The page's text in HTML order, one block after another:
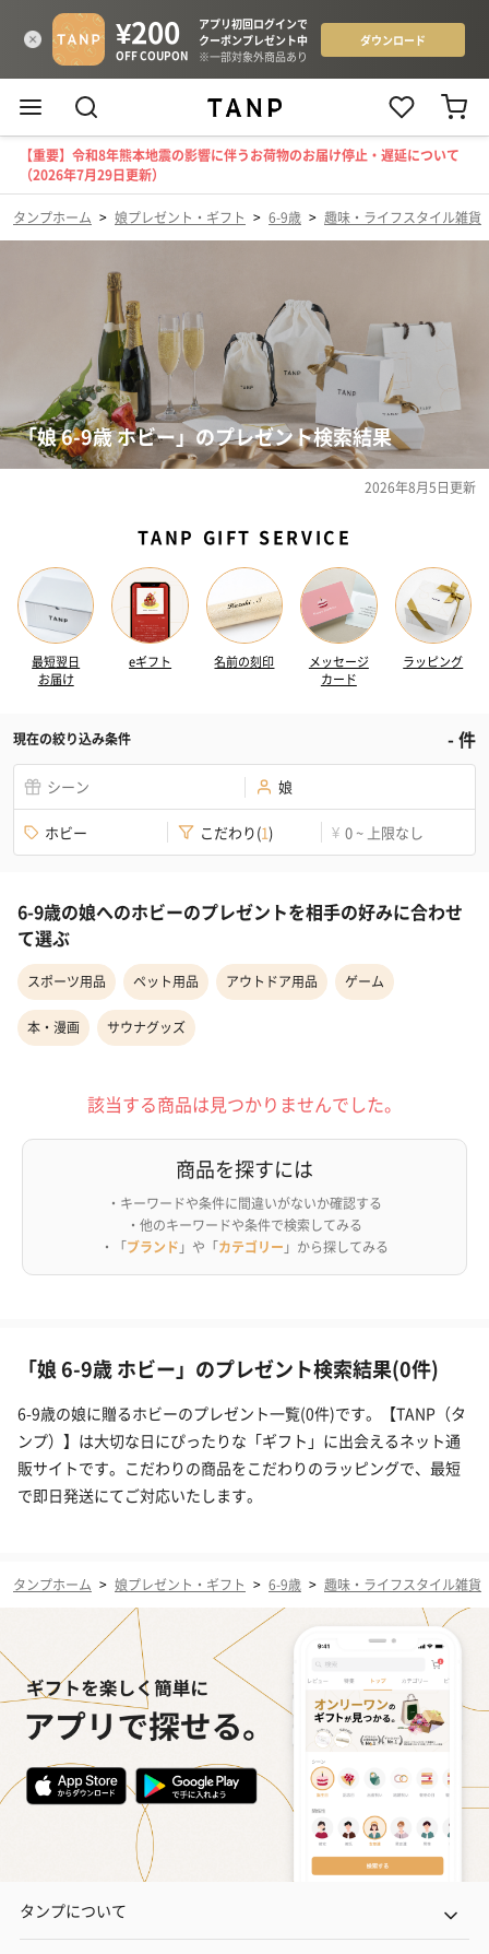
【重要】令和8年熊本地震の影響に伴うお荷物のお届け停止・遅延について
（2026年7月29日更新）
タンプホーム > 娘プレゼント・ギフト > 6-9歳 > 趣味・ライフスタイル雑貨
「娘 6-9歳 ホビー」のプレゼント検索結果
2026年8月5日更新
TANP GIFT SERVICE
最短翌日
お届け
eギフト 名前の刻印
メッセージ
カード
ラッピング
現在の絞り込み条件 -件
シーン 娘
ホビー こだわり(1) ¥ 0 ~ 上限なし
6-9歳の娘へのホビーのプレゼントを相手の好みに合わせ
て選ぶ
スポーツ用品 ペット用品 アウトドア用品 ゲーム
本・漫画 サウナグッズ
該当する商品は見つかりませんでした。
商品を探すには
・キーワードや条件に間違いがないか確認する
・他のキーワードや条件で検索してみる
・「ブランド 」や「カテゴリー 」から探してみる
「娘 6-9歳 ホビー」のプレゼント検索結果(0件)
6-9歳の娘に贈るホビーのプレゼント一覧(0件)です。【TANP（タ
ンプ）】は大切な日にぴったりな「ギフト」に出会えるネット通
販サイトです。こだわりの商品をこだわりのラッピングで、最短
で即日発送にてご対応いたします。
タンプホーム > 娘プレゼント・ギフト > 6-9歳 > 趣味・ライフスタイル雑貨
タンプについて